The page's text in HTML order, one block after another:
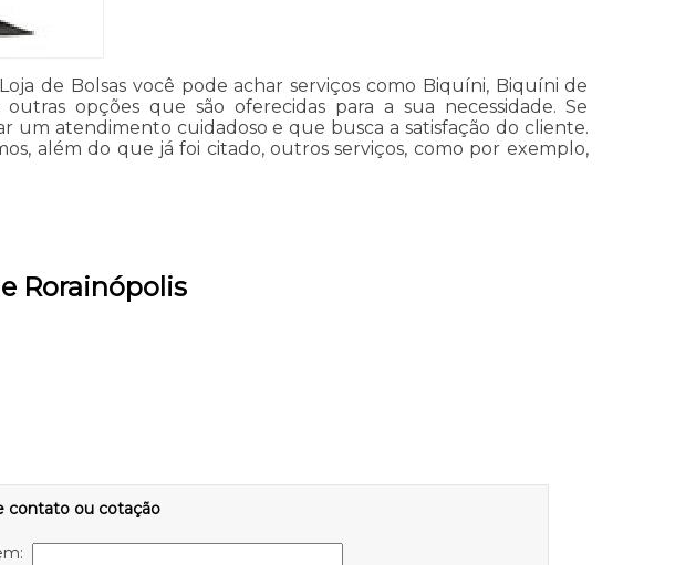
de Bolsas você pode achar serviços como Biquíni, Biquíni de
opções que são oferecidas para a sua necessidade. Se
atendimento cuidadoso e que busca a satisfação do cliente.
além do que já foi citado, outros serviços, como por exemplo,
Rorainópolis
contato ou cotação